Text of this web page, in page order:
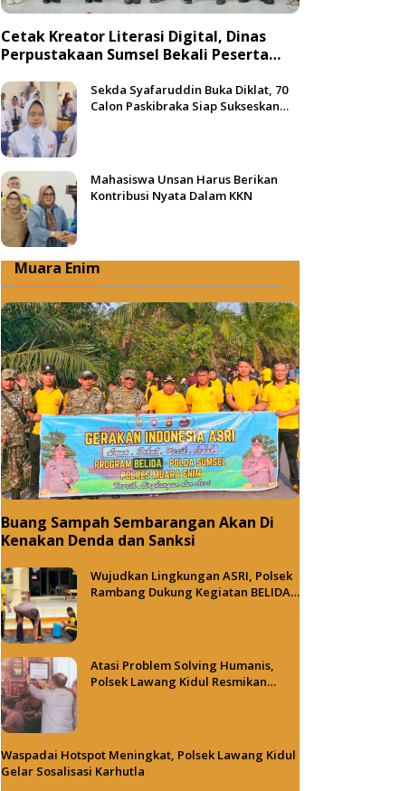
Cetak Kreator Literasi Digital, Dinas
Perpustakaan Sumsel Bekali Peserta
Sekda Syafaruddin Buka Diklat, 70
Calon Paskibraka Siap Sukseskan
Mahasiswa Unsan Harus Berikan
Kontribusi Nyata Dalam KKN
Muara Enim
Buang Sampah Sembarangan Akan Di
Kenakan Denda dan Sanksi
Wujudkan Lingkungan ASRI, Polsek
Rambang Dukung Kegiatan BELIDA
Atasi Problem Solving Humanis,
Polsek Lawang Kidul Resmikan
Waspadai Hotspot Meningkat, Polsek Lawang Kidul
Gelar Sosalisasi Karhutla